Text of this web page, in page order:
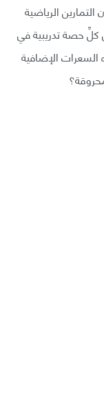
الرياضية
في كلِّ حصة تدريبية في
السعرات الإضافية